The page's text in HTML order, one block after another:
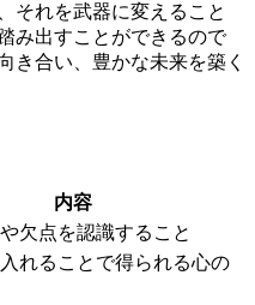
それを武器に変えること
み出すことができるので
き合い、豊かな未来を築く
内容
欠点を認識すること
れることで得られる心の